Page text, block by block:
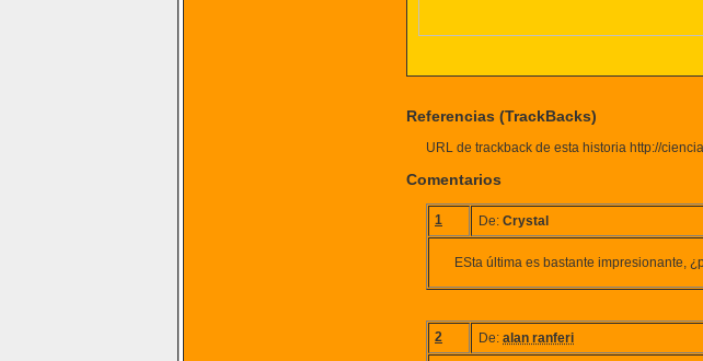
Referencias (TrackBacks)
URL de trackback de esta historia http://
Comentarios
1 De: Crystal
ESta última es bastante impresionante,
2 De: alan ranferi